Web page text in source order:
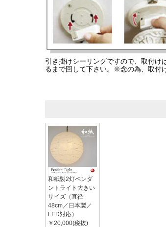
引き掛けシーリングですので、取付け
るまで回して下さい。※念の為、取付
和紙製2灯ペンダ
ントライト大きい
サイズ（直径
48cm／日本製／
LED対応）
￥20,000(税抜)